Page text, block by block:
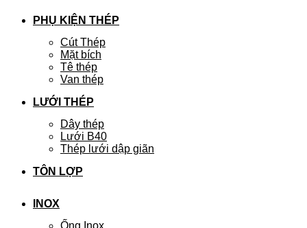
PHỤ KIỆN THÉP
Cút Thép
Mặt bích
Tê thép
Van thép
LƯỚI THÉP
Dây thép
Lưới B40
Thép lưới dập giãn
TÔN LỢP
INOX
Ống Inox